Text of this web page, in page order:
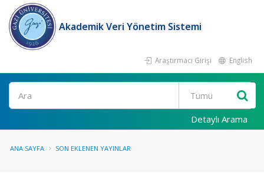
Akademik Veri Yönetim Sistemi
Araştırmacı Girişi English
Ara
Detaylı Arama
ANA SAYFA SON EKLENEN YAYINLAR